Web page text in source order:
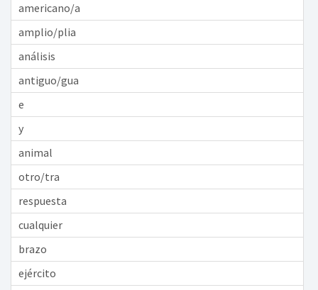
americano/a
amplio/plia
análisis
antiguo/gua
e
y
animal
otro/tra
respuesta
cualquier
brazo
ejército